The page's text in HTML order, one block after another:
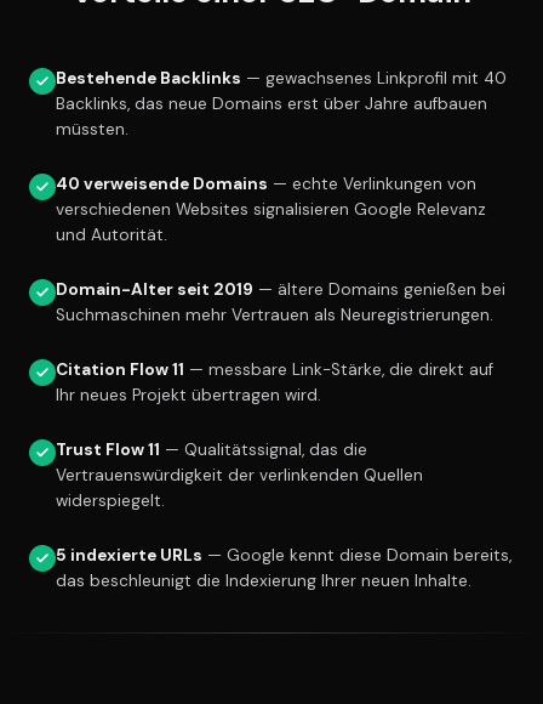
Bestehende Backlinks — gewachsenes Linkprofil mit 40
Backlinks, das neue Domains erst über Jahre aufbauen
müssten.
40 verweisende Domains — echte Verlinkungen von
verschiedenen Websites signalisieren Google Relevanz
und Autorität.
Domain-Alter seit 2019 — ältere Domains genießen bei
Suchmaschinen mehr Vertrauen als Neuregistrierungen.
Citation Flow 11 — messbare Link-Stärke, die direkt auf
Ihr neues Projekt übertragen wird.
Trust Flow 11 — Qualitätssignal, das die
Vertrauenswürdigkeit der verlinkenden Quellen
widerspiegelt.
5 indexierte URLs — Google kennt diese Domain bereits,
das beschleunigt die Indexierung Ihrer neuen Inhalte.